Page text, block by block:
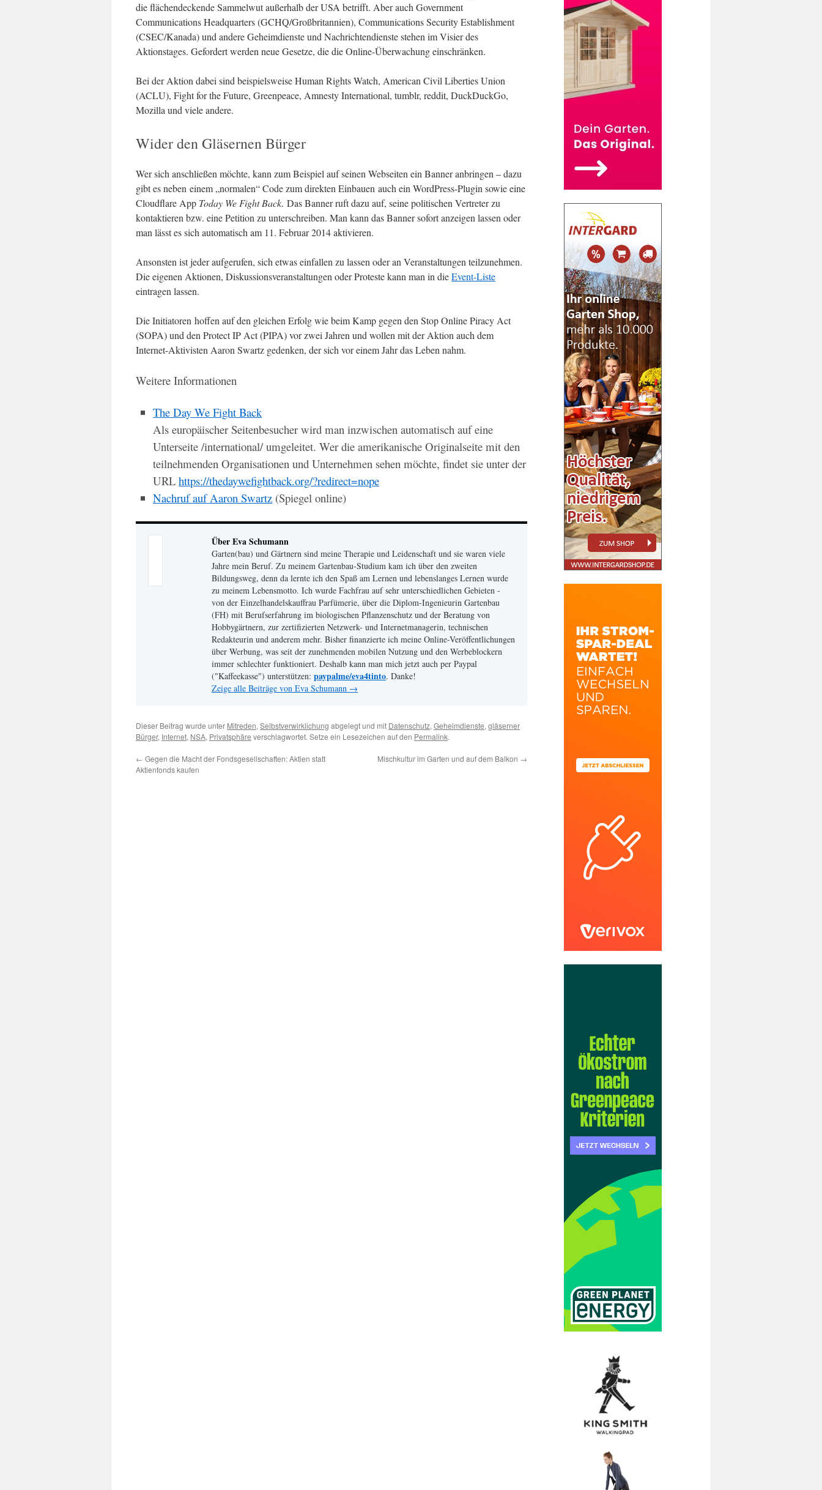
die flächendeckende Sammelwut außerhalb der USA betrifft. Aber auch Government
Communications Headquarters (GCHQ/Großbritannien), Communications Security Establishment
(CSEC/Kanada) und andere Geheimdienste und Nachrichtendienste stehen im Visier des
Aktionstages. Gefordert werden neue Gesetze, die die Online-Überwachung einschränken.
Bei der Aktion dabei sind beispielsweise Human Rights Watch, American Civil Liberties Union
(ACLU), Fight for the Future, Greenpeace, Amnesty International, tumblr, reddit, DuckDuckGo,
Mozilla und viele andere.
Wider den Gläsernen Bürger
Wer sich anschließen möchte, kann zum Beispiel auf seinen Webseiten ein Banner anbringen – dazu
gibt es neben einem „normalen“ Code zum direkten Einbauen auch ein WordPress-Plugin sowie eine
Cloudflare App Today We Fight Back. Das Banner ruft dazu auf, seine politischen Vertreter zu
kontaktieren bzw. eine Petition zu unterschreiben. Man kann das Banner sofort anzeigen lassen oder
man lässt es sich automatisch am 11. Februar 2014 aktivieren.
Ansonsten ist jeder aufgerufen, sich etwas einfallen zu lassen oder an Veranstaltungen teilzunehmen.
Die eigenen Aktionen, Diskussionsveranstaltungen oder Proteste kann man in dieEvent-Liste
eintragen lassen.
Die Initiatoren hoffen auf den gleichen Erfolg wie beim Kamp gegen den Stop Online Piracy Act
(SOPA) und den Protect IP Act (PIPA) vor zwei Jahren und wollen mit der Aktion auch dem
Internet-Aktivisten Aaron Swartz gedenken, der sich vor einem Jahr das Leben nahm.
Weitere Informationen
The Day We Fight Back
Als europäischer Seitenbesucher wird man inzwischen automatisch auf eine
Unterseite /international/ umgeleitet. Wer die amerikanische Originalseite mit den
teilnehmenden Organisationen und Unternehmen sehen möchte, findet sie unter der
URLhttps://thedaywefightback.org/?redirect=nope
Nachruf auf Aaron Swartz (Spiegel online)
Über Eva Schumann
Garten(bau) und Gärtnern sind meine Therapie und Leidenschaft und sie waren viele
Jahre mein Beruf. Zu meinem Gartenbau-Studium kam ich über den zweiten
Bildungsweg, denn da lernte ich den Spaß am Lernen und lebenslanges Lernen wurde
zu meinem Lebensmotto. Ich wurde Fachfrau auf sehr unterschiedlichen Gebieten -
von der Einzelhandelskauffrau Parfümerie, über die Diplom-Ingenieurin Gartenbau
(FH) mit Berufserfahrung im biologischen Pflanzenschutz und der Beratung von
Hobbygärtnern, zur zertifizierten Netzwerk- und Internetmanagerin, technischen
Redakteurin und anderem mehr. Bisher finanzierte ich meine Online-Veröffentlichungen
über Werbung, was seit der zunehmenden mobilen Nutzung und den Werbeblockern
immer schlechter funktioniert. Deshalb kann man mich jetzt auch per Paypal
("Kaffeekasse") unterstützen: paypalme/eva4tinto. Danke!
Zeige alle Beiträge von Eva Schumann →
Dieser Beitrag wurde unter Mitreden, Selbstverwirklichung abgelegt und mit Datenschutz, Geheimdienste, gläserner
Bürger, Internet, NSA, Privatsphäre verschlagwortet. Setze ein Lesezeichen auf den Permalink.
← Gegen die Macht der Fondsgesellschaften: Aktien statt
Aktienfonds kaufen
Mischkultur im Garten und auf dem Balkon →